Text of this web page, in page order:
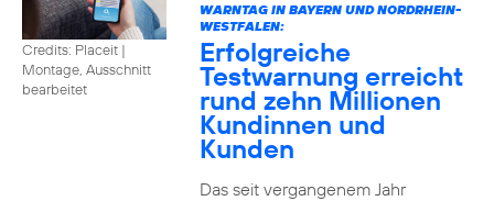
Credits: Placeit |
Montage, Ausschnitt
bearbeitet
WARNTAG IN BAYERN UND NORDRHEIN-
WESTFALEN:
Erfolgreiche
Testwarnung erreicht
rund zehn Millionen
Kundinnen und
Kunden
Das seit vergangenem Jahr